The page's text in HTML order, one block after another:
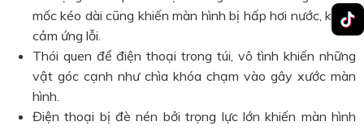
mốc kéo dài cũng khiến màn hình bị hấp hơi nước, khiến
cảm ứng lỗi.
Thói quen để điện thoại trong túi, vô tình khiến những
vật góc cạnh như chìa khóa chạm vào gây xước màn
hình.
Điện thoại bị đè nén bởi trọng lực lớn khiến màn hình